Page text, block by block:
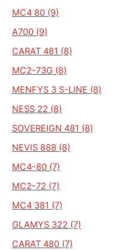
MC4 80 (9)
A700 (9)
CARAT 481 (8)
MC2-73G (8)
MENFYS 3 S-LINE (8)
NESS 22 (8)
SOVEREIGN 481 (8)
NEVIS 888 (8)
MC4-80 (7)
MC2-72 (7)
MC4 381 (7)
GLAMYS 322 (7)
CARAT 480 (7)